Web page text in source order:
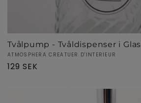
Tvålpump - Tvåldispenser i Glas
Säljare:
ATMOSPHERA CREATUER D'INTERIEUR
Ordinarie
129 SEK